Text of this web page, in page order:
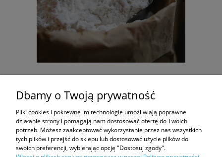
jasna TYP 650 - Prosto z młyna
75,60 zł
Cena regularna:79,60 zł
Dbamy o Twoją prywatność
Pliki cookies i pokrewne im technologie umożliwiają poprawne
działanie strony i pomagają nam dostosować ofertę do Twoich
potrzeb. Możesz zaakceptować wykorzystanie przez nas wszystkich
tych plików i przejść do sklepu lub dostosować użycie plików do
swoich preferencji, wybierając opcję "Dostosuj zgody".